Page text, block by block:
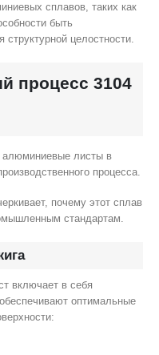
сплавов, таких как
быть
целостности.
процесс 3104
алюминиевые листы в
процесса.
почему этот сплав
стандартам.
включает в себя
оптимальные